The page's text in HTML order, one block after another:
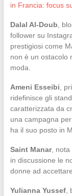
in Francia: focus
Dalal Al-Doub ,
follower su
prestigiosi come
non è un ostacolo
moda.
Ameni Esseibi ,
ridefinisce gli
caratterizzata da
una campagna
ha il suo posto in
Saint Manar, nota
in discussione le
donne ad
Yulianna Yussef,